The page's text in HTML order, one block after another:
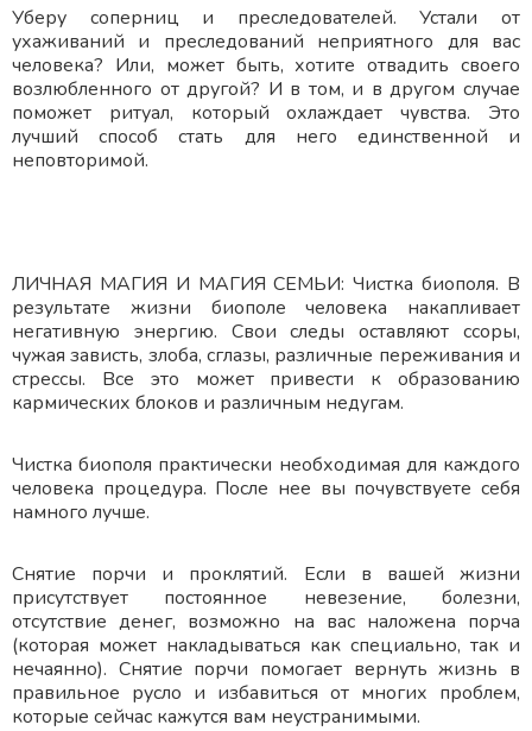
Уберу соперниц и преследователей. Устали от
ухаживаний и преследований неприятного для вас
человека? Или, может быть, хотите отвадить своего
возлюбленного от другой? И в том, и в другом случае
поможет ритуал, который охлаждает чувства. Это
лучший способ стать для него единственной и
неповторимой.
ЛИЧНАЯ МАГИЯ И МАГИЯ СЕМЬИ: Чистка биополя. В
результате жизни биополе человека накапливает
негативную энергию. Свои следы оставляют ссоры,
чужая зависть, злоба, сглазы, различные переживания и
стрессы. Все это может привести к образованию
кармических блоков и различным недугам.
Чистка биополя практически необходимая для каждого
человека процедура. После нее вы почувствуете себя
намного лучше.
Снятие порчи и проклятий. Если в вашей жизни
присутствует постоянное невезение, болезни,
отсутствие денег, возможно на вас наложена порча
(которая может накладываться как специально, так и
нечаянно). Снятие порчи помогает вернуть жизнь в
правильное русло и избавиться от многих проблем,
которые сейчас кажутся вам неустранимыми.